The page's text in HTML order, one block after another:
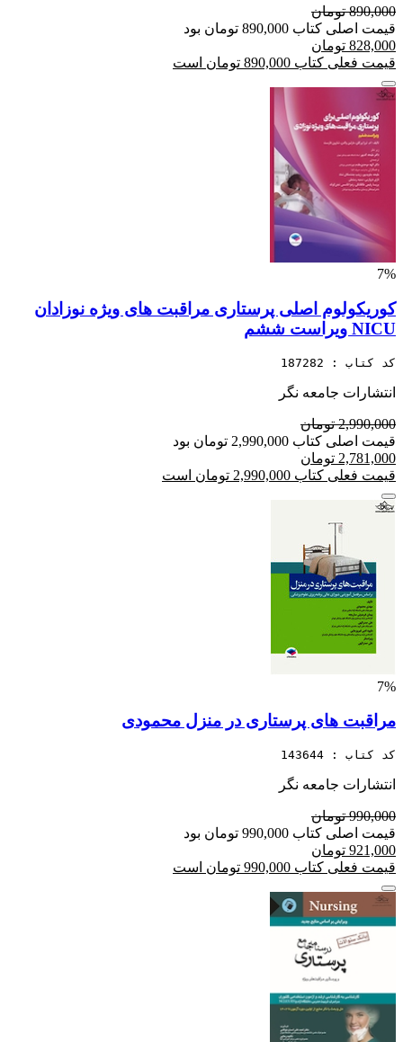
890,000 تومان
قیمت اصلی کتاب 890,000 تومان بود
828,000 تومان
قیمت فعلی کتاب 890,000 تومان است
7%
کوریکولوم اصلی پرستاری مراقبت های ویژه نوزادان
NICU ویراست ششم
کد کتاب : 187282
انتشارات جامعه نگر
2,990,000 تومان
قیمت اصلی کتاب 2,990,000 تومان بود
2,781,000 تومان
قیمت فعلی کتاب 2,990,000 تومان است
7%
مراقبت های پرستاری در منزل محمودی
کد کتاب : 143644
انتشارات جامعه نگر
990,000 تومان
قیمت اصلی کتاب 990,000 تومان بود
921,000 تومان
قیمت فعلی کتاب 990,000 تومان است